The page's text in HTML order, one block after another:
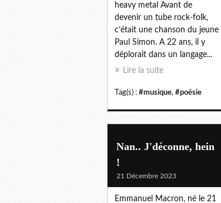
heavy metal Avant de
devenir un tube rock-folk,
c’était une chanson du jeune
Paul Simon. A 22 ans, il y
déplorait dans un langage...
Lire la suite
Tag(s) : #musique, #poésie
Nan.. J'déconne, hein
!
21 Décembre 2023
Emmanuel Macron, né le 21